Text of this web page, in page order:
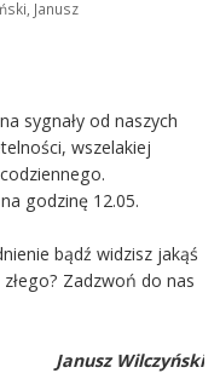
Janusz
sygnały od naszych
wszelakiej
godzinę 12.05.
bądź widzisz jakąś
Zadzwoń do nas
Janusz Wilczyński